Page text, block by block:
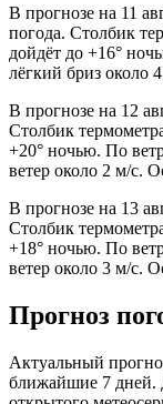
В прогнозе на 11
погода. Столбик
дойдёт до +16°
лёгкий бриз около
В прогнозе на 12
Столбик
+20° ночью. По
ветер около 2 м/с.
В прогнозе на 13
Столбик
+18° ночью. По
ветер около 3 м/с.
Прогноз
Актуальный
ближайшие 7 дней.